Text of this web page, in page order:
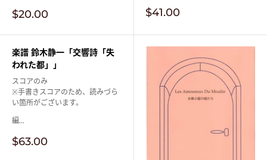
販
価
格
$20.00
販
価
格
$41.00
楽譜 鈴木静一「交響詩「失
われた都」」
スコアのみ
※手書きスコアのため、読みづら
い箇所がございます。
編...
販
$63.00